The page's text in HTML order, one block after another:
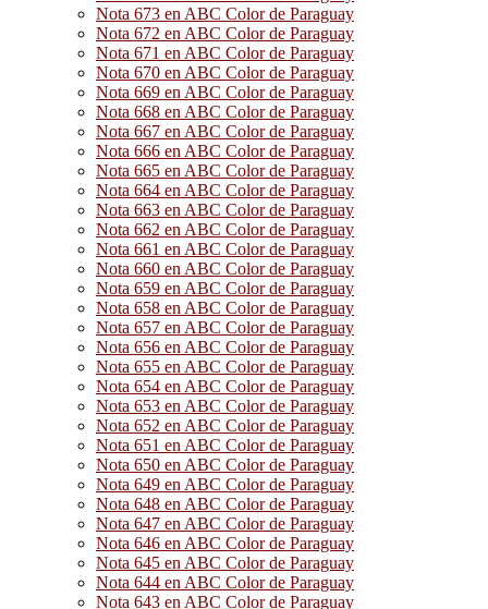
Nota 673 en ABC Color de Paraguay
Nota 672 en ABC Color de Paraguay
Nota 671 en ABC Color de Paraguay
Nota 670 en ABC Color de Paraguay
Nota 669 en ABC Color de Paraguay
Nota 668 en ABC Color de Paraguay
Nota 667 en ABC Color de Paraguay
Nota 666 en ABC Color de Paraguay
Nota 665 en ABC Color de Paraguay
Nota 664 en ABC Color de Paraguay
Nota 663 en ABC Color de Paraguay
Nota 662 en ABC Color de Paraguay
Nota 661 en ABC Color de Paraguay
Nota 660 en ABC Color de Paraguay
Nota 659 en ABC Color de Paraguay
Nota 658 en ABC Color de Paraguay
Nota 657 en ABC Color de Paraguay
Nota 656 en ABC Color de Paraguay
Nota 655 en ABC Color de Paraguay
Nota 654 en ABC Color de Paraguay
Nota 653 en ABC Color de Paraguay
Nota 652 en ABC Color de Paraguay
Nota 651 en ABC Color de Paraguay
Nota 650 en ABC Color de Paraguay
Nota 649 en ABC Color de Paraguay
Nota 648 en ABC Color de Paraguay
Nota 647 en ABC Color de Paraguay
Nota 646 en ABC Color de Paraguay
Nota 645 en ABC Color de Paraguay
Nota 644 en ABC Color de Paraguay
Nota 643 en ABC Color de Paraguay